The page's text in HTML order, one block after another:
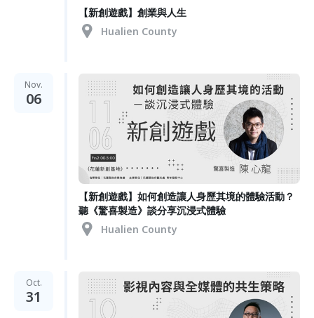
【新創遊戲】創業與人生
Hualien County
Nov.
06
【新創遊戲】如何創造讓人身歷其境的體驗活動？
聽《驚喜製造》談分享沉浸式體驗
Hualien County
Oct.
31